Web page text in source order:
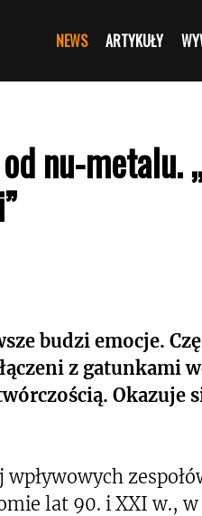
NEWS ARTYKUŁY
nu-metalu.
budzi emocje.
z gatunkami
Okazuje
lat 90. i XXI w.,